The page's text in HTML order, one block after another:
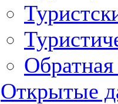
Обратная
Открытые